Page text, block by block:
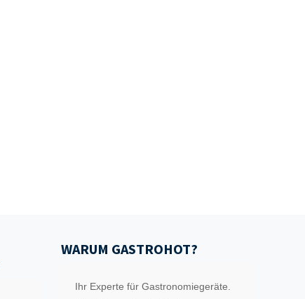
WARUM GASTROHOT?
Ihr Experte für Gastronomiegeräte.